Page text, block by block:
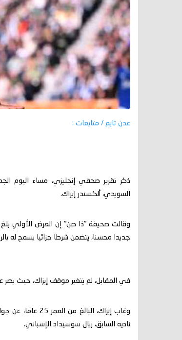
عدن تايم / متابعات :
ذكر تقرير صحفي إنجليزي، مساء اليوم
السويدي، ألكسندر إيزاك.
جديدا محسنا، يتضمن شرطا جزائيا يسمح له
في المقابل، لم يتغير موقف إيزاك، حيث يصر
وغاب إيزاك،
ناديه السابق، ريال سوسيداد الإسباني.